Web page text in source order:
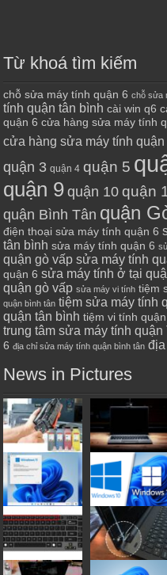
Từ khoá tìm kiếm
chỗ sửa máy tính quận 6 chỗ sửa
tính quận tân bình cài win q6
quận 6 cửa hàng sửa máy tính
cửa hàng sửa máy tính quận
quận 3 quận 4 quận 5
quận 9 quận 10 quận
quận Bình Tân quận
điện thoại sửa máy tính quận 6
tân bình sửa máy tính quận 6
quận gò vấp sửa máy tính
quận 6 sửa máy tính ở tại
quận gò vấp sửa máy vi tính tiệm
quận bình tân tiệm sửa máy tính
quận tân bình tiệm vi tính
trung tâm sửa máy tính quận
6 địa chỉ sửa máy tính quận bình tân
News in Pictures